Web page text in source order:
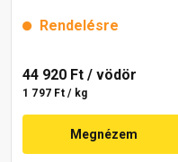
Rendelésre
44 920 Ft / vödör
1 797 Ft / kg
Megnézem